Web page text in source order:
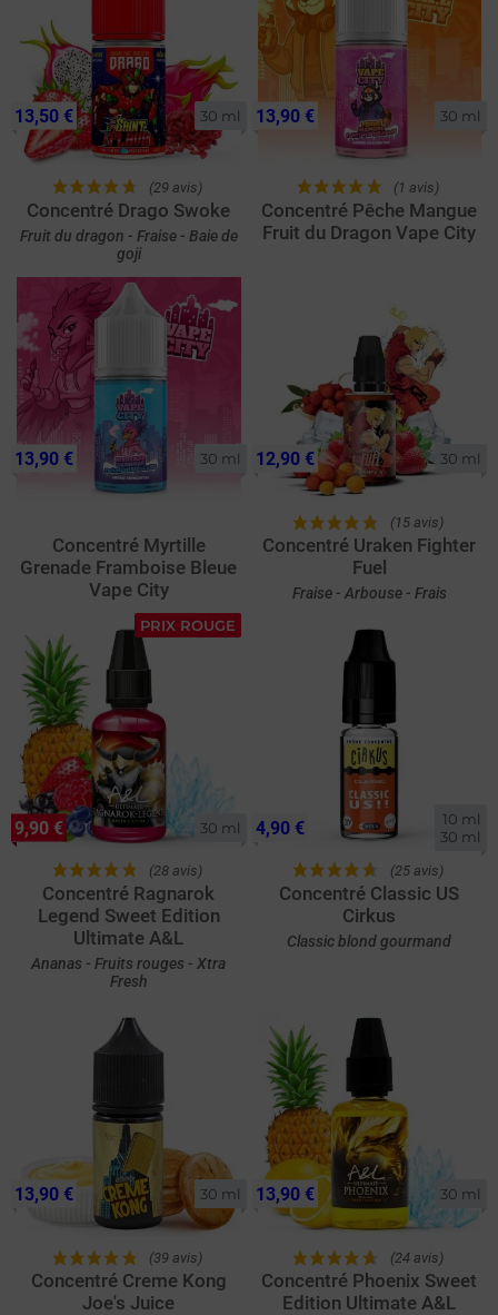
30 ml
(29 avis)
Concentré Drago Swoke
Fruit du dragon - Fraise - Baie de
goji
13,50 € 30 ml
(1 avis)
Concentré Pêche Mangue
Fruit du Dragon Vape City
13,90 €
30 ml
Concentré Myrtille
Grenade Framboise Bleue
Vape City
13,90 € 30 ml
(15 avis)
Concentré Uraken Fighter
Fuel
Fraise - Arbouse - Frais
12,90 €
PRIX ROUGE
30 ml
(28 avis)
Concentré Ragnarok
Legend Sweet Edition
Ultimate A&L
Ananas - Fruits rouges - Xtra
Fresh
9,90 €
10 ml
30 ml
(25 avis)
Concentré Classic US
Cirkus
Classic blond gourmand
4,90 €
30 ml
(39 avis)
Concentré Creme Kong
Joe's Juice
13,90 € 30 ml
(24 avis)
Concentré Phoenix Sweet
Edition Ultimate A&L
13,90 €